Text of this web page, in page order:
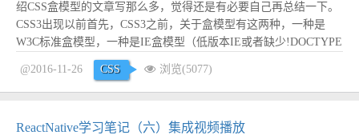
绍CSS盒模型的文章写那么多，觉得还是有必要自己再总结一下。
CSS3出现以前首先，CSS3之前，关于盒模型有这两种，一种是
W3C标准盒模型，一种是IE盒模型（低版本IE或者缺少!DOCTYPE
会触发此模式）。 所谓W3C标准盒模型，就是实际内容宽度等于
设置的宽高度（不包括padding和border）；所谓IE盒模型，就是实
际内容...阅读全文
@2016-11-26 CSS 浏览(5077)
ReactNative学习笔记（六）集成视频播放